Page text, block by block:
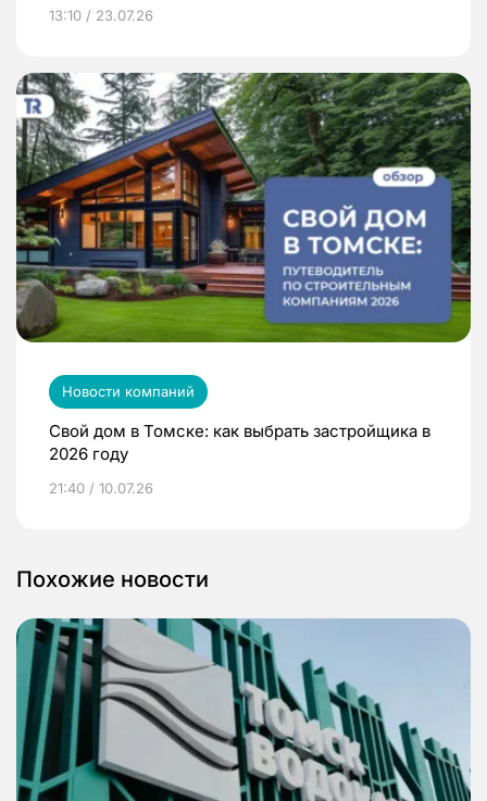
13:10 / 23.07.26
Новости компаний
Свой дом в Томске: как выбрать застройщика в
2026 году
21:40 / 10.07.26
Похожие новости